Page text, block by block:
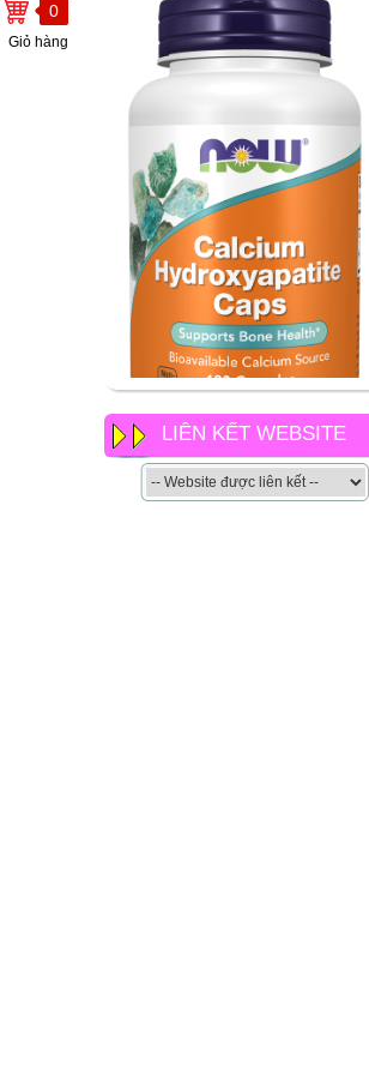
0
Giỏ hàng
NOW Calcium
Hydroxyapatite Caps có gì
khác so với các loại canxi
khác của now
LIÊN KẾT WEBSITE